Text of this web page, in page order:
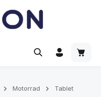
Motorrad Tablet